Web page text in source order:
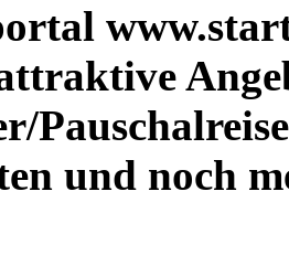
und noch